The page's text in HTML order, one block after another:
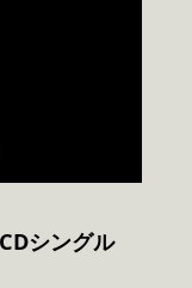
シングル